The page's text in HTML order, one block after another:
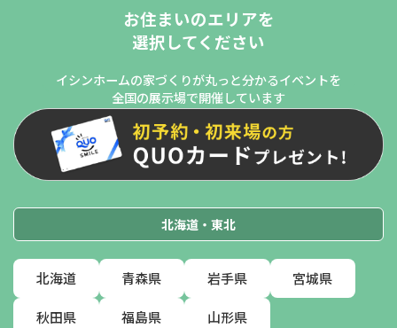
お住まいのエリアを
選択してください
イシンホームの家づくりが丸っと分かるイベントを
全国の展示場で開催しています
北海道・東北
北海道 青森県 岩手県 宮城県
秋田県 福島県 山形県